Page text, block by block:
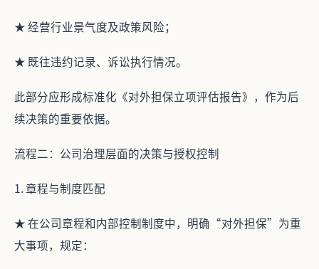
★ 经营行业景气度及政策风险；
★ 既往违约记录、诉讼执行情况。
此部分应形成标准化《对外担保立项评估报告》，作为后
续决策的重要依据。
流程二：公司治理层面的决策与授权控制
1. 章程与制度匹配
★ 在公司章程和内部控制制度中，明确“对外担保”为重
大事项，规定：